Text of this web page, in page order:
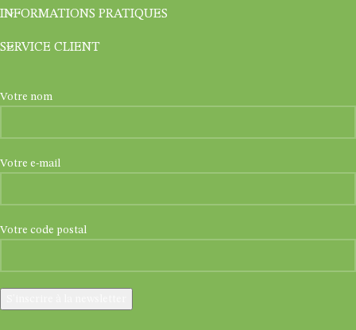
INFORMATIONS PRATIQUES
SERVICE CLIENT
Votre nom
Votre e-mail
Votre code postal